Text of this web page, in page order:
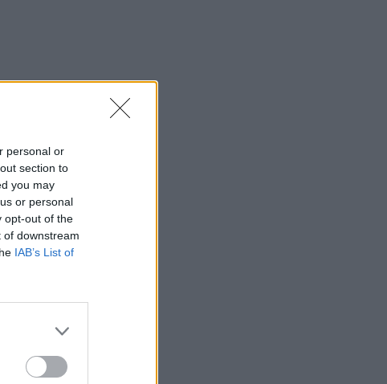
personal or
section to
you may
or personal
opt-out of the
of downstream
IAB’s List of